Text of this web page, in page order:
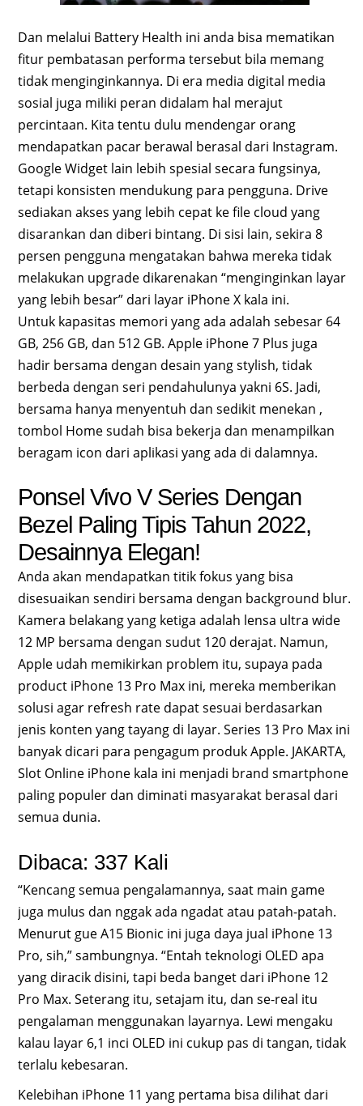
Dan melalui Battery Health ini anda bisa mematikan
fitur pembatasan performa tersebut bila memang
tidak menginginkannya. Di era media digital media
sosial juga miliki peran didalam hal merajut
percintaan. Kita tentu dulu mendengar orang
mendapatkan pacar berawal berasal dari Instagram.
Google Widget lain lebih spesial secara fungsinya,
tetapi konsisten mendukung para pengguna. Drive
sediakan akses yang lebih cepat ke file cloud yang
disarankan dan diberi bintang. Di sisi lain, sekira 8
persen pengguna mengatakan bahwa mereka tidak
melakukan upgrade dikarenakan “menginginkan layar
yang lebih besar” dari layar iPhone X kala ini.
Untuk kapasitas memori yang ada adalah sebesar 64
GB, 256 GB, dan 512 GB. Apple iPhone 7 Plus juga
hadir bersama dengan desain yang stylish, tidak
berbeda dengan seri pendahulunya yakni 6S. Jadi,
bersama hanya menyentuh dan sedikit menekan ,
tombol Home sudah bisa bekerja dan menampilkan
beragam icon dari aplikasi yang ada di dalamnya.
Ponsel Vivo V Series Dengan
Bezel Paling Tipis Tahun 2022,
Desainnya Elegan!
Anda akan mendapatkan titik fokus yang bisa
disesuaikan sendiri bersama dengan background blur.
Kamera belakang yang ketiga adalah lensa ultra wide
12 MP bersama dengan sudut 120 derajat. Namun,
Apple udah memikirkan problem itu, supaya pada
product iPhone 13 Pro Max ini, mereka memberikan
solusi agar refresh rate dapat sesuai berdasarkan
jenis konten yang tayang di layar. Series 13 Pro Max ini
banyak dicari para pengagum produk Apple. JAKARTA,
Slot Online iPhone kala ini menjadi brand smartphone
paling populer dan diminati masyarakat berasal dari
semua dunia.
Dibaca: 337 Kali
“Kencang semua pengalamannya, saat main game
juga mulus dan nggak ada ngadat atau patah-patah.
Menurut gue A15 Bionic ini juga daya jual iPhone 13
Pro, sih,” sambungnya. “Entah teknologi OLED apa
yang diracik disini, tapi beda banget dari iPhone 12
Pro Max. Seterang itu, setajam itu, dan se-real itu
pengalaman menggunakan layarnya. Lewi mengaku
kalau layar 6,1 inci OLED ini cukup pas di tangan, tidak
terlalu kebesaran.
Kelebihan iPhone 11 yang pertama bisa dilihat dari